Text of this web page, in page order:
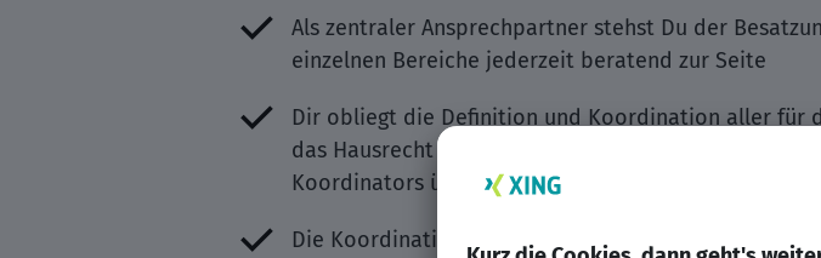
Als zentraler Ansprechpartner stehst Du der
einzelnen Bereiche jederzeit beratend zur Seite
Dir obliegt die Definition und Koordination aller für
das Hausrecht an Bord ausübst, rechtliche
Koordinators übernimmst
Die Koordination aller maritimen Operationen im